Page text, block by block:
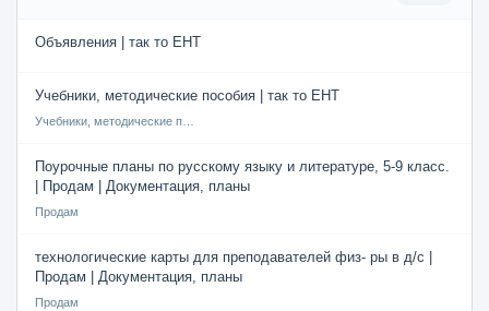
Объявления | так то ЕНТ
Учебники, методические пособия | так то ЕНТ
Поурочные планы по русскому языку и литературе, 5-9 класс.
| Продам | Документация, планы
Продам
технологические карты для преподавателей физ- ры в д/с |
Продам | Документация, планы
Продам